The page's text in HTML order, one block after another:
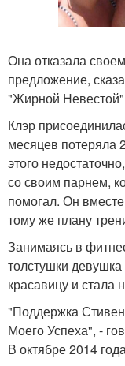
Она отказала
предложение,
"Жирной
Клэр
месяцев потеряла
этого
со своим парнем,
помогал. Он
тому же плану
Занимаясь в
толстушки
красавицу и стала
"Поддержка
Моего Успеха", -
В октябре 2014